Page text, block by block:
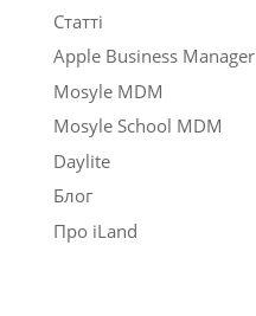
Статті
Apple Business Manager
Mosyle MDM
Mosyle School MDM
Daylite
Блог
Про iLand